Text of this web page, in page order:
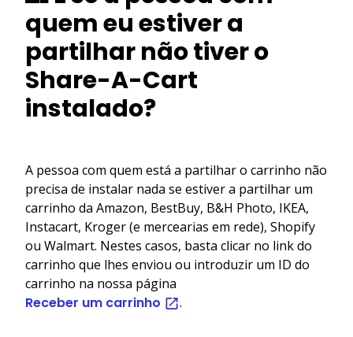
quem eu estiver a
partilhar não tiver o
Share-A-Cart
instalado?
A pessoa com quem está a partilhar o carrinho não
precisa de instalar nada se estiver a partilhar um
carrinho da Amazon, BestBuy, B&H Photo, IKEA,
Instacart, Kroger (e mercearias em rede), Shopify
ou Walmart. Nestes casos, basta clicar no link do
carrinho que lhes enviou ou introduzir um ID do
carrinho na nossa página
Receber um carrinho .